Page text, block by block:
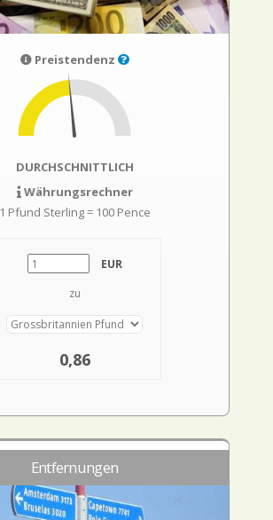
Preistendenz
DURCHSCHNITTLICH
Währungsrechner
1 Pfund Sterling = 100 Pence
EUR
zu
0,86
Entfernungen